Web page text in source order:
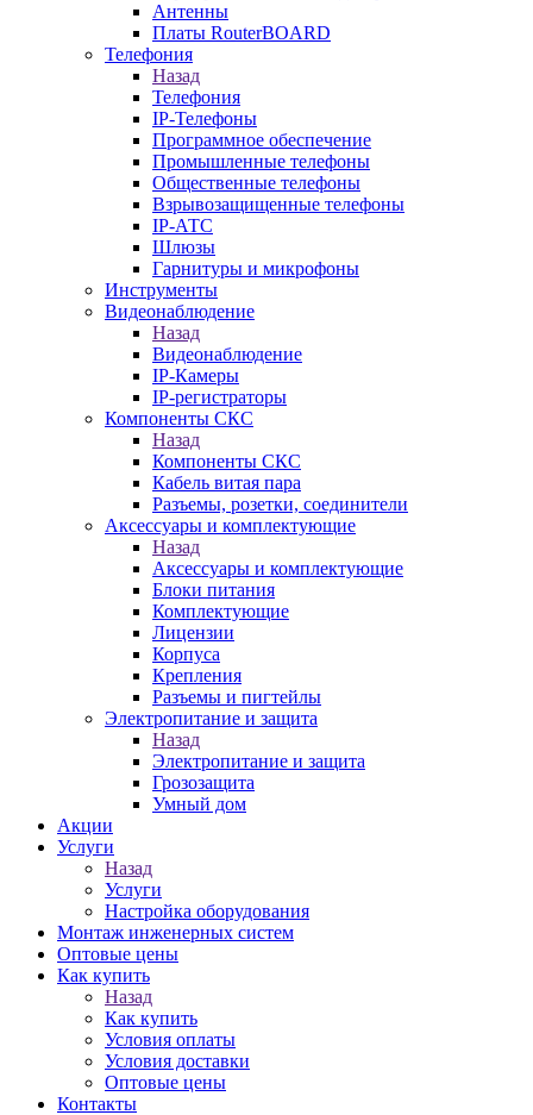
Антенны
Платы RouterBOARD
Телефония
Назад
Телефония
IP-Телефоны
Программное обеспечение
Промышленные телефоны
Общественные телефоны
Взрывозащищенные телефоны
IP-АТС
Шлюзы
Гарнитуры и микрофоны
Инструменты
Видеонаблюдение
Назад
Видеонаблюдение
IP-Камеры
IP-регистраторы
Компоненты СКС
Назад
Компоненты СКС
Кабель витая пара
Разъемы, розетки, соединители
Аксессуары и комплектующие
Назад
Аксессуары и комплектующие
Блоки питания
Комплектующие
Лицензии
Корпуса
Крепления
Разъемы и пигтейлы
Электропитание и защита
Назад
Электропитание и защита
Грозозащита
Умный дом
Акции
Услуги
Назад
Услуги
Настройка оборудования
Монтаж инженерных систем
Оптовые цены
Как купить
Назад
Как купить
Условия оплаты
Условия доставки
Оптовые цены
Контакты